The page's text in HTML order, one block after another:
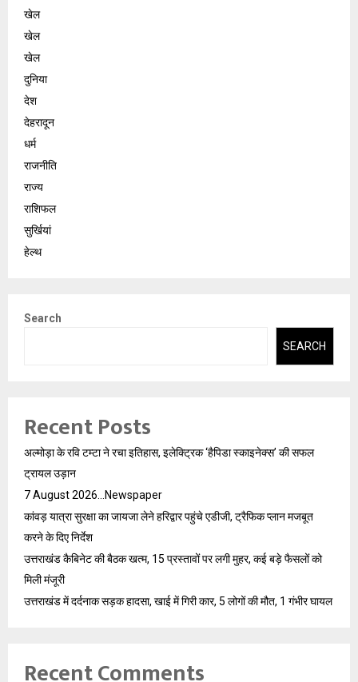
खेल
खेल
खेल
दुनिया
देश
देहरादून
धर्म
राजनीति
राज्य
राशिफल
सुर्खियां
हेल्थ
Search
SEARCH
Recent Posts
अल्मोड़ा के रवि टम्टा ने रचा इतिहास, इलेक्ट्रिक ‘हैपिडा स्काइनेक्स’ की सफल
ट्रायल उड़ान
7 August 2026…Newspaper
कांवड़ यात्रा सुरक्षा का जायजा लेने हरिद्वार पहुंचे एडीजी, ट्रैफिक प्लान मजबूत
करने के दिए निर्देश
उत्तराखंड कैबिनेट की बैठक खत्म, 15 प्रस्तावों पर लगी मुहर, कई बड़े फैसलों को
मिली मंजूरी
उत्तराखंड में दर्दनाक सड़क हादसा, खाई में गिरी कार, 5 लोगों की मौत, 1 गंभीर घायल
Recent Comments